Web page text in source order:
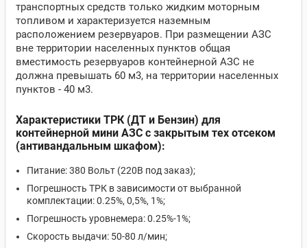
транспортных средств только жидким моторным
топливом и характеризуется наземным
расположением резервуаров. При размещении АЗС
вне территории населенных пунктов общая
вместимость резервуаров контейнерной АЗС не
должна превышать 60 м3, на территории населенных
пунктов - 40 м3.
Характеристики ТРК (ДТ и Бензин) для
контейнерной мини АЗС с закрытым тех отсеком
(антивандальным шкафом):
Питание: 380 Вольт (220В под заказ);
Погрешность ТРК в зависимости от выбранной
комплектации: 0.25%, 0,5%, 1%;
Погрешность уровнемера: 0.25%-1%;
Скорость выдачи: 50-80 л/мин;